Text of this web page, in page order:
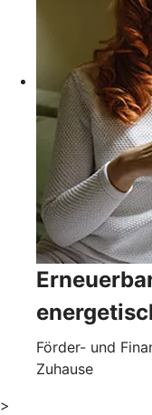
Förder- und
Zuhause
>